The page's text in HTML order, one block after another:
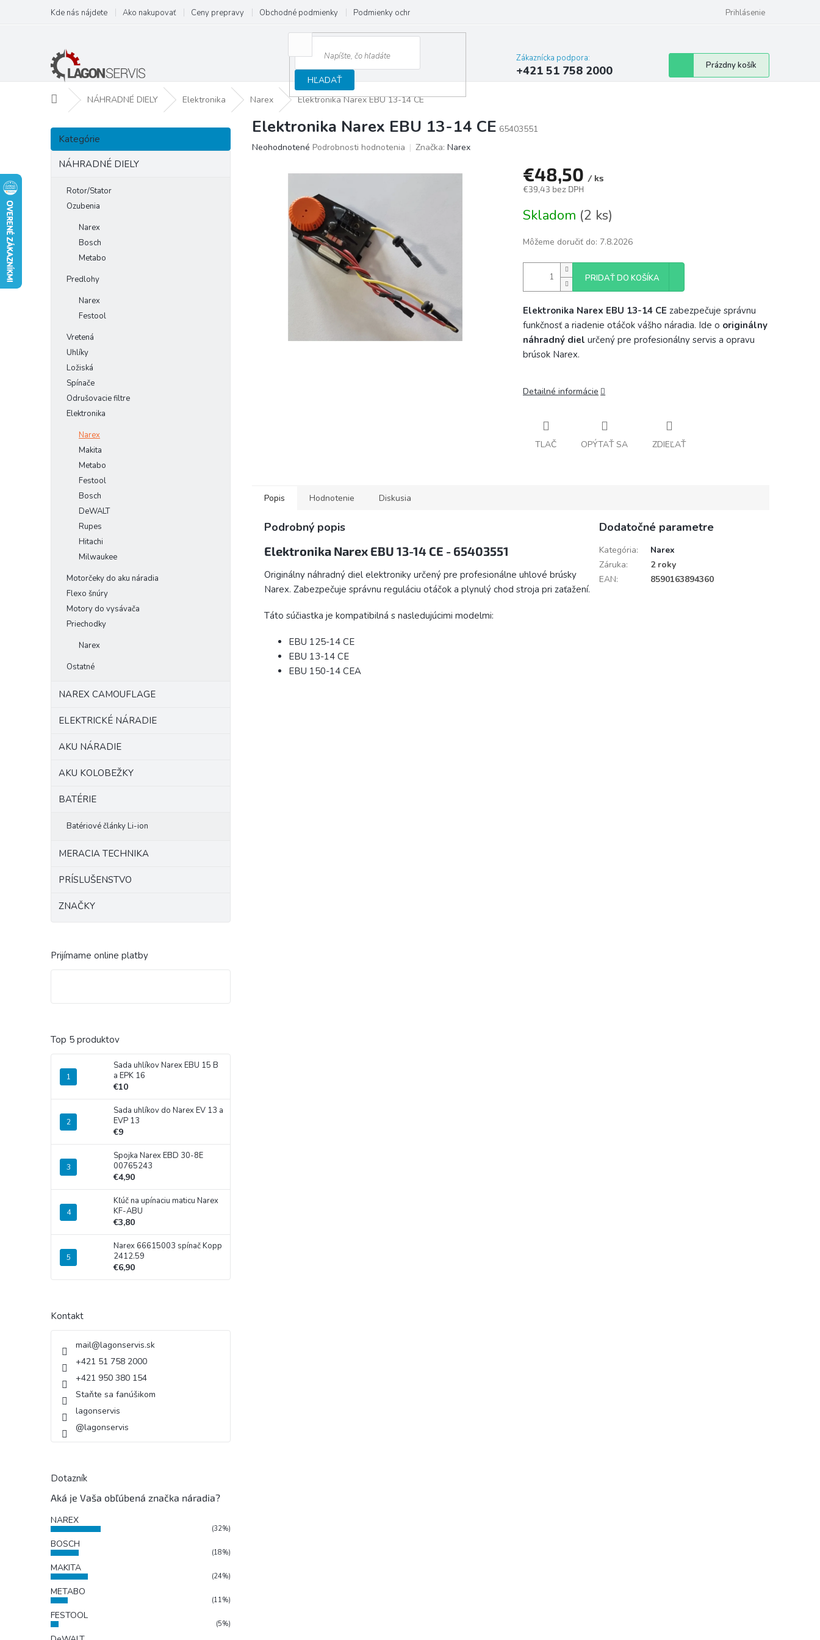
obsah
Kde nás nájdete Ako nakupovať Ceny prepravy Obchodné podmienky Podmienky ochrany osobných údajov Prihlásenie
HĽADAŤ
Zákaznícka podpora:
+421 51 758 2000
Nákupný
košík
Prázdny košík
DomovNÁHRADNÉ DIELY Elektronika Narex Elektronika Narex EBU 13-14 CE
B
č
Preskočiť
kategórie
Kategórie
NÁHRADNÉ DIELY
Rotor/Stator
Ozubenia
Narex
Bosch
Metabo
Predlohy
Narex
Festool
Vretená
Uhlíky
Ložiská
Spínače
Odrušovacie filtre
Elektronika
Narex
Makita
Metabo
Festool
Bosch
DeWALT
Rupes
Hitachi
Milwaukee
Motorčeky do aku náradia
Flexo šnúry
Motory do vysávača
Priechodky
Narex
Ostatné
NAREX CAMOUFLAGE
ELEKTRICKÉ NÁRADIE
AKU NÁRADIE
AKU KOLOBEŽKY
BATÉRIE
Batériové články Li-ion
MERACIA TECHNIKA
PRÍSLUŠENSTVO
ZNAČKY
Prijímame online platby
Top 5 produktov
Sada uhlíkov Narex EBU 15 B
a EPK 16
€10
Sada uhlíkov do Narex EV 13 a
EVP 13
€9
Spojka Narex EBD 30-8E
00765243
€4,90
Kľúč na upínaciu maticu Narex
KF-ABU
€3,80
Narex 66615003 spínač Kopp
2412.59
€6,90
Kontakt
mail@lagonservis.sk
+421 51 758 2000
+421 950 380 154
Staňte sa fanúšikom
lagonservis
@lagonservis
Dotazník
Aká je Vaša obľúbená značka náradia?
NAREX
(32%)
BOSCH
(18%)
MAKITA
(24%)
METABO
(11%)
FESTOOL
(5%)
Elektronika Narex EBU 13-14 CE 65403551
Priemerné
hviezdičiek.
Neohodnotené Podrobnosti hodnotenia Značka: Narex
€48,50 / ks
€39,43 bez DPH
cena:
Skladom (2 ks)
Môžeme doručiť do: 7.8.2026
PRIDAŤ DO KOŠÍKA
Elektronika Narex EBU 13-14 CE zabezpečuje správnu
funkčnosť a riadenie otáčok vášho náradia. Ide o originálny
náhradný diel určený pre profesionálny servis a opravu
brúsok Narex.
Detailné informácie
TLAČ OPÝTAŤ SA ZDIEĽAŤ
Popis Hodnotenie Diskusia
Podrobný popis
Elektronika Narex EBU 13-14 CE - 65403551
Originálny náhradný diel elektroniky určený pre profesionálne uhlové brúsky
Narex. Zabezpečuje správnu reguláciu otáčok a plynulý chod stroja pri zaťažení.
Táto súčiastka je kompatibilná s nasledujúcimi modelmi:
EBU 125-14 CE
EBU 13-14 CE
EBU 150-14 CEA
Dodatočné parametre
Kategória:
Narex
Záruka:
2 roky
EAN: 8590163894360